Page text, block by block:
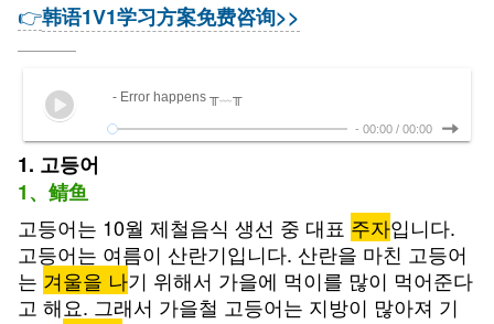
👉韩语1V1学习方案免费咨询>>
- Error happens ╥﹏╥
- 00:00 / 00:00
1. 고등어
1、鲭鱼
고등어는 10월 제철음식 생선 중 대표 주자입니다.
고등어는 여름이 산란기입니다. 산란을 마친 고등어
는 겨울을 나기 위해서 가을에 먹이를 많이 먹어준다
고 해요. 그래서 가을철 고등어는 지방이 많아져 기